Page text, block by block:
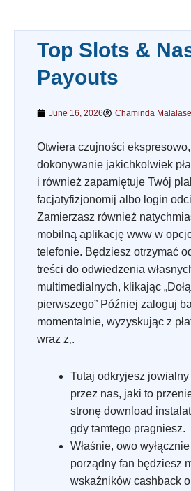
Top Slots &
Payouts
June 16, 2026 Chaminda
Otwiera czujności
dokonywanie jakichkolwiek
i również zapamiętuje Twój
facjatyfizjonomij albo login
Zamierzasz również
mobilną aplikację www w
telefonie. Będziesz otrzymać
treści do odwiedzenia
multimedialnych, klikając
pierwszego” Później zaloguj
momentalnie, wyzyskując z
wraz z‚.
Tutaj odkryjesz
przez nas, jaki to
stronę download
gdy tamtego pragniesz.
Właśnie, owo
porządny fan będziesz
wskaźników cashback